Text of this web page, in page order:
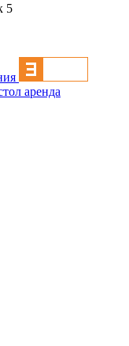
5
аренда